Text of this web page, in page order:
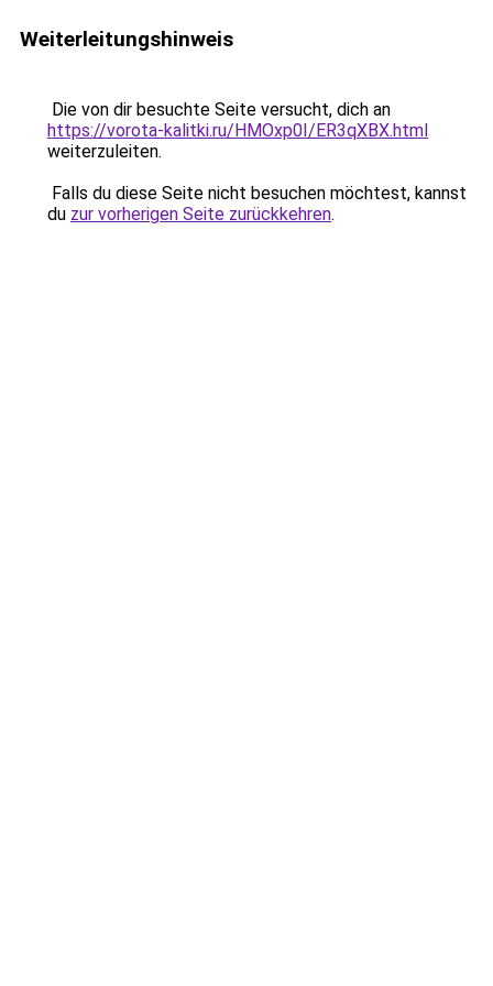
Weiterleitungshinweis
Die von dir besuchte Seite versucht, dich an
https://vorota-kalitki.ru/HMOxp0I/ER3qXBX.html
weiterzuleiten.
Falls du diese Seite nicht besuchen möchtest, kannst
du zur vorherigen Seite zurückkehren.